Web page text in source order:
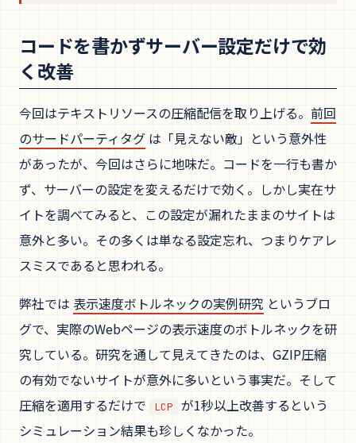
コードを書かずサーバー設定だけで効
く改善
今回はテキストリソースの圧縮配信を取り上げる。 前回
のサードパーティタグ は「見えない敵」という意外性
があったが、今回はさらに地味だ。コードを一行も書か
ず、サーバーの設定を変えるだけで効く。しかし実在サ
イトを調べてみると、この設定が漏れたままのサイトは
意外と多い。その多くは単なる設定忘れ、つまりケアレ
スミスであると思われる。
弊社では 表示速度ボトルネックの実例研究 というブロ
グで、実際のWebページの表示速度のボトルネックを研
究している。研究を通して見えてきたのは、GZIP圧縮
の有効でないサイトが意外に多いという事実だ。そして
圧縮を適用するだけで
LCP
が1秒以上改善するという
シミュレーション結果も珍しくなかった。